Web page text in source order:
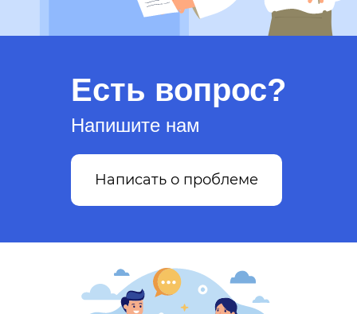
Есть вопрос?
Напишите нам
Написать о проблеме